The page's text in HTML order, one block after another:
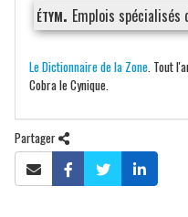
étym. Emplois spécialisés
Le Dictionnaire de la Zone . Tout
Cobra le Cynique.
Partager